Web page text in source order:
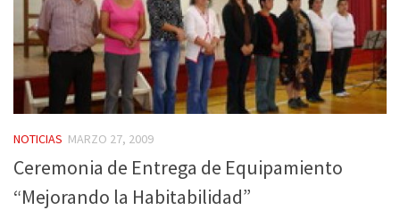
NOTICIAS MARZO 27, 2009
Ceremonia de Entrega de Equipamiento
“Mejorando la Habitabilidad”